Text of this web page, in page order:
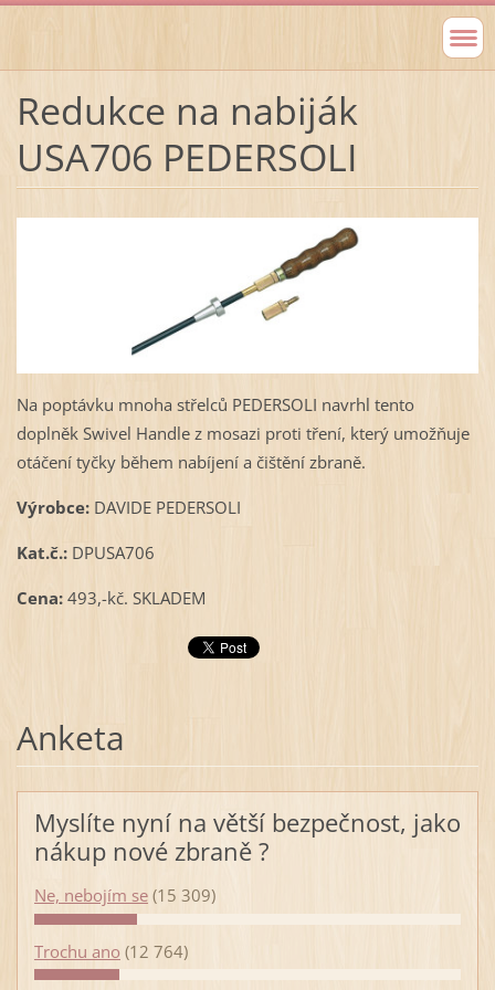
Redukce na nabiják
USA706 PEDERSOLI
Na poptávku mnoha střelců PEDERSOLI navrhl tento
doplněk Swivel Handle z mosazi proti tření, který umožňuje
otáčení tyčky během nabíjení a čištění zbraně.
Výrobce: DAVIDE PEDERSOLI
Kat.č.: DPUSA706
Cena:493,-kč. SKLADEM
Anketa
Myslíte nyní na větší bezpečnost, jako
nákup nové zbraně ?
Ne, nebojím se (15 309)
Trochu ano (12 764)